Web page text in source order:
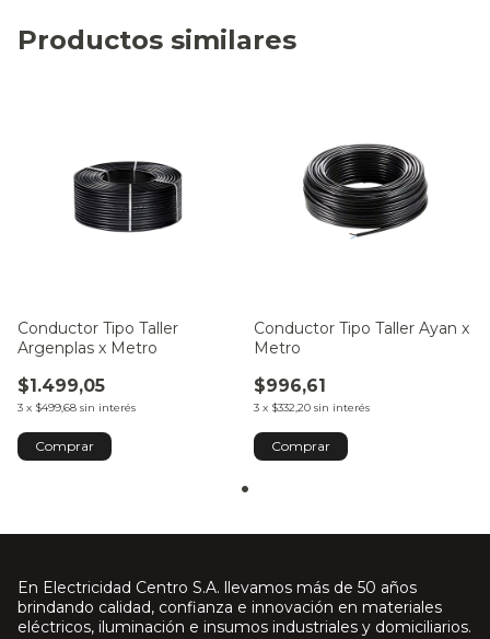
Productos similares
Conductor Tipo Taller
Argenplas x Metro
$1.499,05
3 x $499,68 sin interés
Comprar
Conductor Tipo Taller Ayan x
Metro
$996,61
3 x $332,20 sin interés
Comprar
En Electricidad Centro S.A. llevamos más de 50 años
brindando calidad, confianza e innovación en materiales
eléctricos, iluminación e insumos industriales y domiciliarios.